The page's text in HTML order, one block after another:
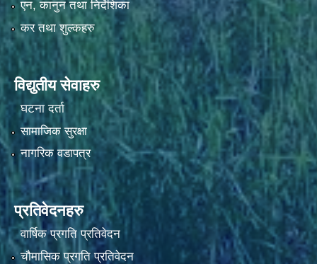
एन, कानुन तथा निर्देशिका
कर तथा शुल्कहरु
विद्युतीय सेवाहरु
घटना दर्ता
सामाजिक सुरक्षा
नागरिक वडापत्र
प्रतिवेदनहरु
वार्षिक प्रगति प्रतिवेदन
चौमासिक प्रगति प्रतिवेदन